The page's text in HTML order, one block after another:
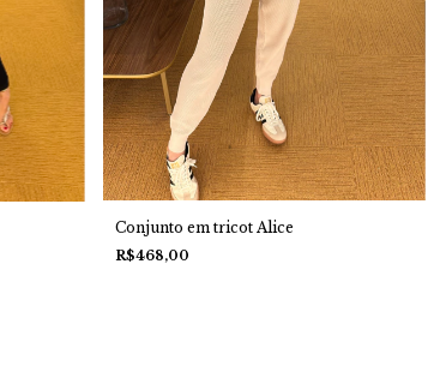
Conjunto em tricot Alice
R$468,00